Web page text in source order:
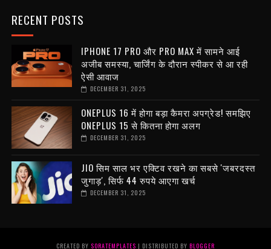
RECENT POSTS
IPHONE 17 PRO और PRO MAX में सामने आई
अजीब समस्या, चार्जिंग के दौरान स्पीकर से आ रही
ऐसी आवाज
DECEMBER 31, 2025
ONEPLUS 16 में होगा बड़ा कैमरा अपग्रेड! समझिए
ONEPLUS 15 से कितना होगा अलग
DECEMBER 31, 2025
JIO सिम साल भर एक्टिव रखने का सबसे 'जबरदस्त
जुगाड़', सिर्फ 44 रुपये आएगा खर्च
DECEMBER 31, 2025
CREATED BY SORATEMPLATES | DISTRIBUTED BY BLOGGER